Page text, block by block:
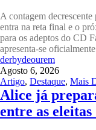
A contagem
entra na reta final e o
para os adeptos do CD
apresenta-se
derbydeourem
Agosto 6, 2026
Artigo, Destaque, Mais
Alice já
entre as